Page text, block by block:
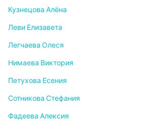
Кузнецова Алёна
Леви Елизавета
Легчаева Олеся
Нимаева Виктория
Петухова Есения
Сотникова Стефания
Фадеева Алексия